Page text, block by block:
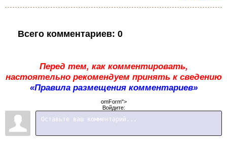
Всего комментариев: 0
Перед тем, как комментировать,
настоятельно рекомендуем принять к сведению
«Правила размещения комментариев»
omForm">
Войдите: